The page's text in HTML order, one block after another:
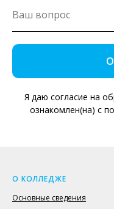
Я даю согласие на
ознакомлен(на) с
О КОЛЛЕДЖЕ
Основные сведения